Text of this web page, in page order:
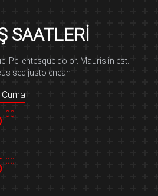
SAATLERI
Pellentesque dolor. Mauris in est.
sed justo enean
00
00